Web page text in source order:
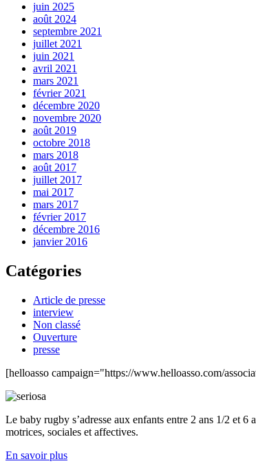
juin 2025
août 2024
septembre 2021
juillet 2021
juin 2021
avril 2021
mars 2021
février 2021
décembre 2020
novembre 2020
août 2019
octobre 2018
mars 2018
août 2017
juillet 2017
mai 2017
mars 2017
février 2017
décembre 2016
janvier 2016
Catégories
Article de presse
interview
Non classé
Ouverture
presse
[helloasso campaign="https://www.helloasso.com/
Le baby rugby s’adresse aux enfants entre 2 ans 1/2 et
motrices, sociales et affectives.
En savoir plus